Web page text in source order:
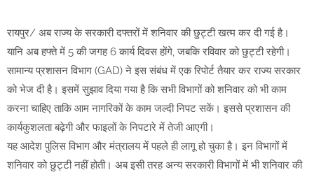
रायपुर/ अब राज्य के सरकारी दफ्तरों में शनिवार की छुट्टी खत्म कर दी गई है।
यानि अब हफ्ते में 5 की जगह 6 कार्य दिवस होंगे, जबकि रविवार को छुट्टी रहेगी।
सामान्य प्रशासन विभाग (GAD) ने इस संबंध में एक रिपोर्ट तैयार कर राज्य सरकार
को भेज दी है। इसमें सुझाव दिया गया है कि सभी विभागों को शनिवार को भी काम
करना चाहिए ताकि आम नागरिकों के काम जल्दी निपट सकें। इससे प्रशासन की
कार्यकुशलता बढ़ेगी और फाइलों के निपटारे में तेजी आएगी।
यह आदेश पुलिस विभाग और मंत्रालय में पहले ही लागू हो चुका है। इन विभागों में
शनिवार को छुट्टी नहीं होती। अब इसी तरह अन्य सरकारी विभागों में भी शनिवार की